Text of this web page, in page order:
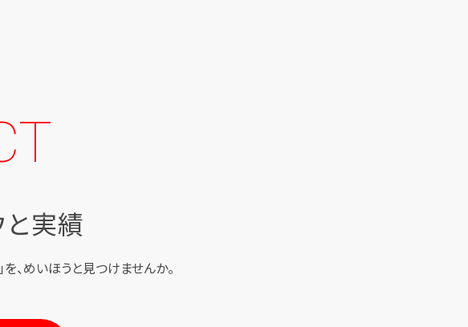
実績
、めいほうと見つけませんか。